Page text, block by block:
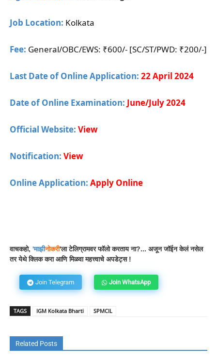
Job Location: Kolkata
Fee: General/OBC/EWS: ₹600/- [SC/ST/PWD: ₹200/-]
Last Date of Online Application: 22 April 2024
Date of Online Examination: June/July 2024
Official Website: View
Notification: View
Online Application: Apply Online
वाचकहो, 'माझीनोकरी'ला टेलिग्रामवर फॉलो करताय ना?... अजून जॉईन केलं नसेल
तर येथे क्लिक करा आणि मिळवा महत्त्वाचे अपडेट्स !
Join Telegram Join WhatsApp
TAGS IGM Kolkata Bharti SPMCIL
Related Posts